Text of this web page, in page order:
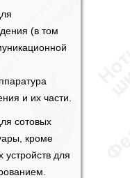
(в том
и их части.
сотовых
кроме
для